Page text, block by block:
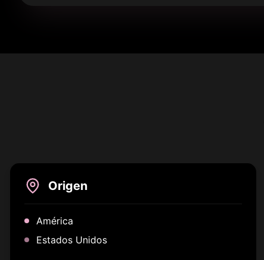
Origen
América
Estados Unidos